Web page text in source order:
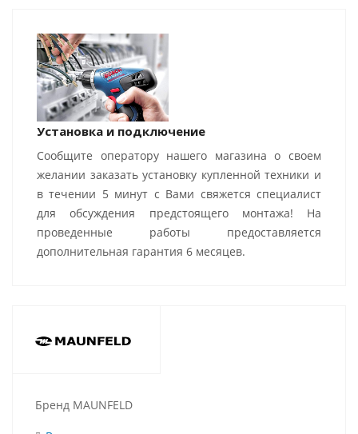
Установка и подключение
Сообщите оператору нашего магазина о своем
желании заказать установку купленной техники и
в течении 5 минут с Вами свяжется специалист
для обсуждения предстоящего монтажа! На
проведенные работы предоставляется
дополнительная гарантия 6 месяцев.
Бренд MAUNFELD